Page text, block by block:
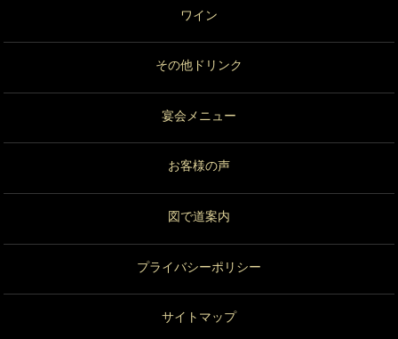
ワイン
その他ドリンク
宴会メニュー
お客様の声
図で道案内
プライバシーポリシー
サイトマップ